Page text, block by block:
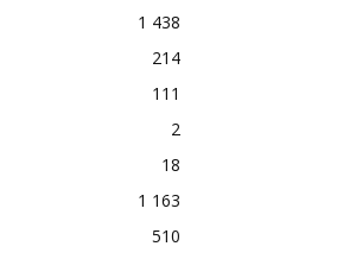
1 438
214
111
2
18
1 163
510